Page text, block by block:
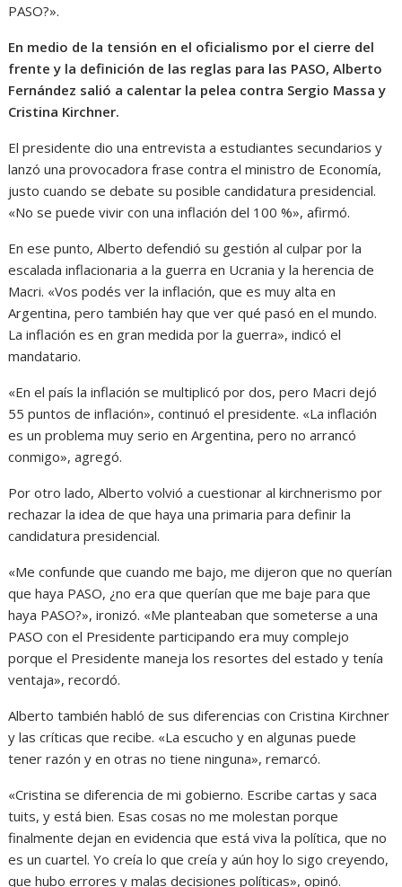
PASO?».
En medio de la tensión en el oficialismo por el cierre del
frente y la definición de las reglas para las PASO, Alberto
Fernández salió a calentar la pelea contra Sergio Massa y
Cristina Kirchner.
El presidente dio una entrevista a estudiantes secundarios y
lanzó una provocadora frase contra el ministro de Economía,
justo cuando se debate su posible candidatura presidencial.
«No se puede vivir con una inflación del 100 %», afirmó.
En ese punto, Alberto defendió su gestión al culpar por la
escalada inflacionaria a la guerra en Ucrania y la herencia de
Macri. «Vos podés ver la inflación, que es muy alta en
Argentina, pero también hay que ver qué pasó en el mundo.
La inflación es en gran medida por la guerra», indicó el
mandatario.
«En el país la inflación se multiplicó por dos, pero Macri dejó
55 puntos de inflación», continuó el presidente. «La inflación
es un problema muy serio en Argentina, pero no arrancó
conmigo», agregó.
Por otro lado, Alberto volvió a cuestionar al kirchnerismo por
rechazar la idea de que haya una primaria para definir la
candidatura presidencial.
«Me confunde que cuando me bajo, me dijeron que no querían
que haya PASO, ¿no era que querían que me baje para que
haya PASO?», ironizó. «Me planteaban que someterse a una
PASO con el Presidente participando era muy complejo
porque el Presidente maneja los resortes del estado y tenía
ventaja», recordó.
Alberto también habló de sus diferencias con Cristina Kirchner
y las críticas que recibe. «La escucho y en algunas puede
tener razón y en otras no tiene ninguna», remarcó.
«Cristina se diferencia de mi gobierno. Escribe cartas y saca
tuits, y está bien. Esas cosas no me molestan porque
finalmente dejan en evidencia que está viva la política, que no
es un cuartel. Yo creía lo que creía y aún hoy lo sigo creyendo,
que hubo errores y malas decisiones políticas», opinó.